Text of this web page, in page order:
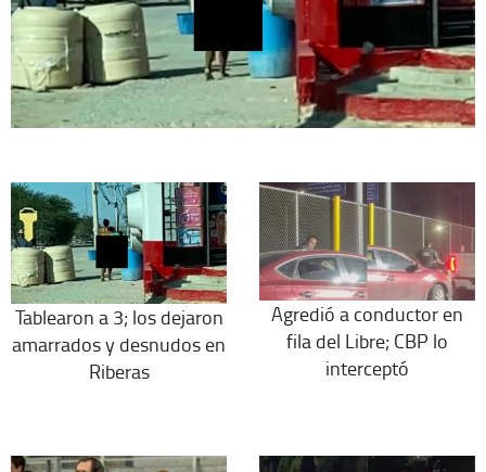
Tablearon a 3; los dejaron
amarrados y desnudos en
Riberas
Agredió a conductor en
fila del Libre; CBP lo
interceptó